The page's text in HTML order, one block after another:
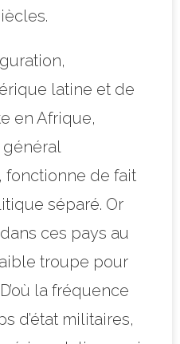
latine et de
en Afrique,
général
fonctionne de fait
séparé. Or
ces pays au
troupe pour
la fréquence
d’état militaires,